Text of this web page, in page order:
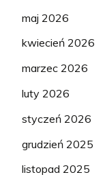
maj 2026
kwiecień 2026
marzec 2026
luty 2026
styczeń 2026
grudzień 2025
listopad 2025